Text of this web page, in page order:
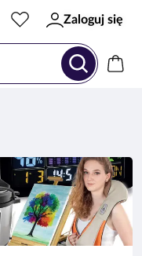
Zaloguj się